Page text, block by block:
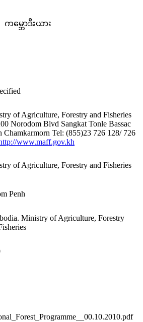
ကမ္ဘောဒီးယား
of Agriculture, Forestry and Fisheries
Norodom Blvd Sangkat Tonle Bassac
Chamkarmorn Tel: (855)23 726 128/ 726
www.maff.gov.kh
of Agriculture, Forestry and Fisheries
Penh
Ministry of Agriculture, Forestry